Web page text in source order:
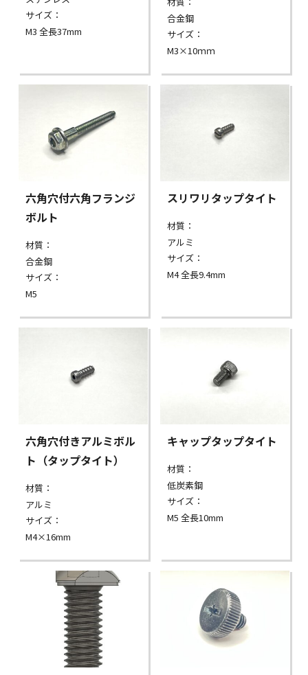
サイズ：
M3 全長37mm
合金鋼
サイズ：
M3×10ｍｍ
六角穴付六角フランジ
ボルト
材質：
合金鋼
サイズ：
M5
スリワリタップタイト
材質：
アルミ
サイズ：
M4 全長9.4mm
六角穴付きアルミボル
ト（タップタイト）
材質：
アルミ
サイズ：
M4×16mm
キャップタップタイト
材質：
低炭素鋼
サイズ：
M5 全長10mm